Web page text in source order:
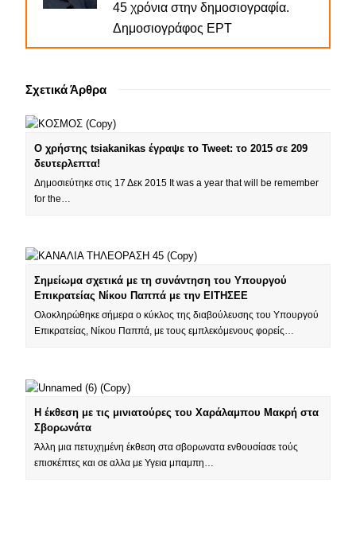
45 χρόνια στην δημοσιογραφία.
Δημοσιογράφος ΕΡΤ
Σχετικά Άρθρα
Ο χρήστης tsiakanikas έγραψε το Tweet: το 2015 σε 209
δευτερλεπτα!
Δημοσιεύτηκε στις 17 Δεκ 2015 It was a year that will be remember
for the…
Σημείωμα σχετικά με τη συνάντηση του Υπουργού
Επικρατείας Νίκου Παππά με την ΕΙΤΗΣΕΕ
Ολοκληρώθηκε σήμερα ο κύκλος της διαβούλευσης του Υπουργού
Επικρατείας, Νίκου Παππά, με τους εμπλεκόμενους φορείς…
Η έκθεση με τις μινιατούρες του Χαράλαμπου Μακρή στα
Σβορωνάτα
Άλλη μια πετυχημένη έκθεση στα σβορωνατα ενθουσίασε τούς
επισκέπτες και σε αλλα με Υγεια μπαμπη…